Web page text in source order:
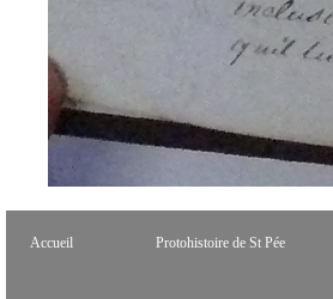
Accueil Protohistoire de St Pée